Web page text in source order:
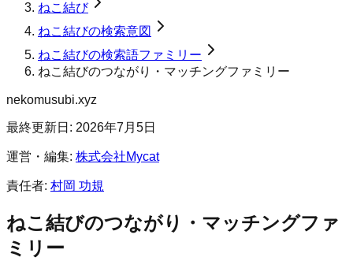
ねこ結び
ねこ結びの検索意図
ねこ結びの検索語ファミリー
ねこ結びのつながり・マッチングファミリー
nekomusubi.xyz
最終更新日: 2026年7月5日
運営・編集: 株式会社Mycat
責任者: 村岡 功規
ねこ結びのつながり・マッチングファ
ミリー